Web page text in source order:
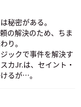
秘密がある。
の解決のため、ちま
り。
ックで事件を解決す
カJr.は、セイント・
るが…。